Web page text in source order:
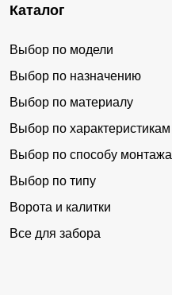
Каталог
Выбор по модели
Выбор по назначению
Выбор по материалу
Выбор по характеристикам
Выбор по способу монтажа
Выбор по типу
Ворота и калитки
Все для забора